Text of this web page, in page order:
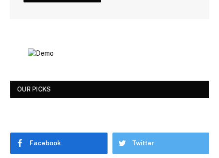
OUR PICKS
Facebook Twitter